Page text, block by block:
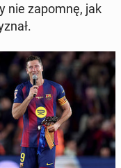
nie zapomnę, jak